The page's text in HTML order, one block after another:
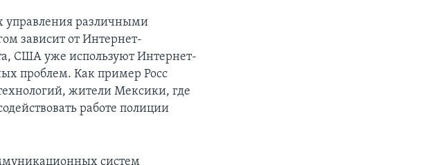
управления различными
зависит от Интернет-
США уже используют Интернет-
проблем. Как пример Росс
жители Мексики, где
работе полиции
систем